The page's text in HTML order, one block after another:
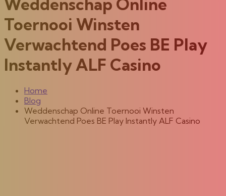
Toernooi Winsten
Verwachtend Poes BE Play
Instantly ALF Casino
Home
Blog
Weddenschap Online Toernooi Winsten
Verwachtend Poes BE Play Instantly ALF Casino